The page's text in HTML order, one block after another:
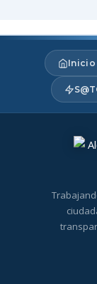
Inicio